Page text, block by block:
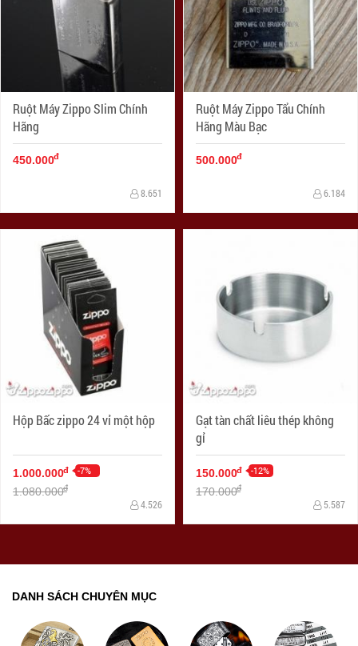
Ruột Máy Zippo Slim Chính
Hãng
450.000đ
8.651
Ruột Máy Zippo Tẩu Chính
Hãng Màu Bạc
500.000đ
6.184
Hộp Bấc zippo 24 vỉ một hộp
1.000.000đ -7%
1.080.000đ
4.526
Gạt tàn chất liêu thép không
gỉ
150.000đ -12%
170.000đ
5.587
DANH SÁCH CHUYÊN MỤC